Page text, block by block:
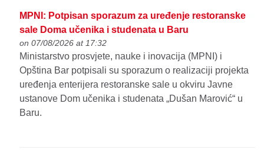
MPNI: Potpisan sporazum za uređenje restoranske
sale Doma učenika i studenata u Baru
on 07/08/2026 at 17:32
Ministarstvo prosvjete, nauke i inovacija (MPNI) i
Opština Bar potpisali su sporazum o realizaciji projekta
uređenja enterijera restoranske sale u okviru Javne
ustanove Dom učenika i studenata „Dušan Marović“ u
Baru.